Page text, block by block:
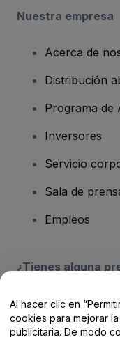
Nuestra empresa
Acerca de
Distribución
Programa de
Inversores
Servicio
Sala de
Empleos
¿Tienes alguna
Centro de
Al hacer clic en
cookies para mejorar
publicitaria. De modo